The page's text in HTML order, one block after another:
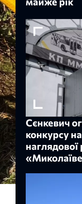
Сєнкевич
конкурсу
наглядової